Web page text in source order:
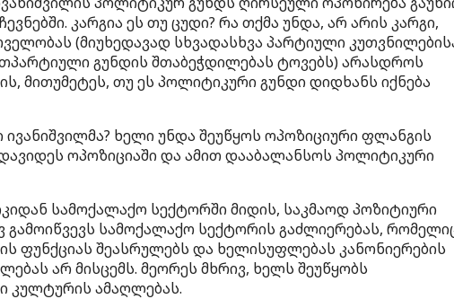
კარგია ეს თუ ცუდი? რა თქმა უნდა, არ არის კარგი,
(მიუხედავად სხვადასხვა პარტიული
გუნდის შთაბეჭდილებას ტოვებს) არასდროს
მითუმეტეს, თუ ეს პოლიტიკური გუნდი დიდხანს იქნება
ივანიშვილმა? ხელი უნდა შეუწყოს ოპოზიციური ფლანგის
ოპოზიციაში და ამით დააბალანსოს პოლიტიკური
სამოქალაქო სექტორში მიდის, საკმაოდ პოზიტიური
გამოიწვევს სამოქალაქო სექტორის გაძლიერებას,
ფუნქციას შეასრულებს და ხელისუფლებას კანონიერების
არ მისცემს. მეორეს მხრივ, ხელს შეუწყობს
კულტურის ამაღლებას.